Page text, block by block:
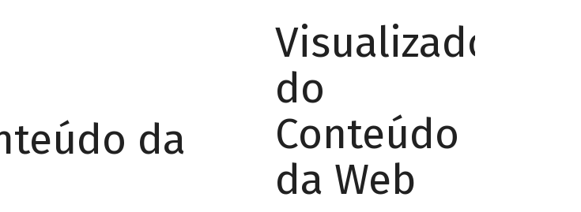
da
Visualizador
do
Conteúdo
da Web